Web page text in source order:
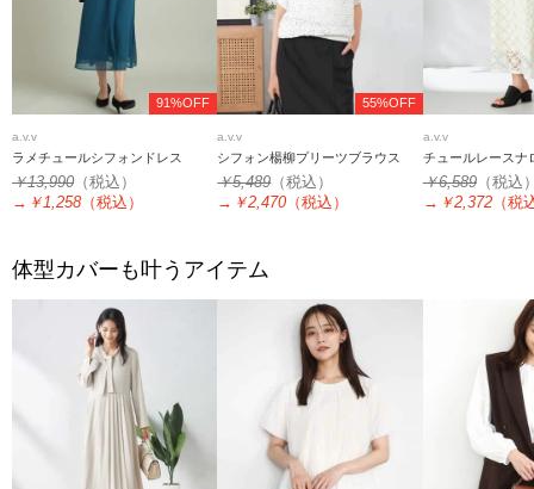
91%OFF
a.v.v
ラメチュールシフォンドレス
￥13,990 （税込）
→ ￥1,258 （税込）
55%OFF
a.v.v
シフォン楊柳プリーツブラウス
￥5,489（税込）
→ ￥2,470 （税込）
a.v.v
チュールレースナ
￥6,589（税込
→ ￥2,372（税
体型カバーも叶うアイテム